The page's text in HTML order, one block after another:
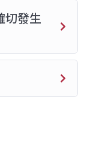
切發生